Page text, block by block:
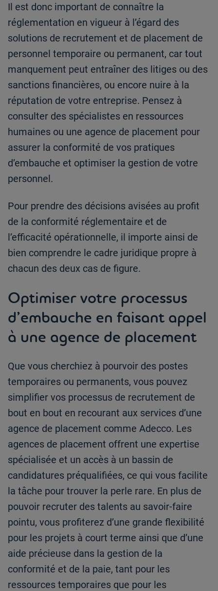
Il est donc important de connaître la
réglementation en vigueur à l’égard des
solutions de recrutement et de placement de
personnel temporaire ou permanent, car tout
manquement peut entraîner des litiges ou des
sanctions financières, ou encore nuire à la
réputation de votre entreprise. Pensez à
consulter des spécialistes en ressources
humaines ou une agence de placement pour
assurer la conformité de vos pratiques
d’embauche et optimiser la gestion de votre
personnel.
Pour prendre des décisions avisées au profit
de la conformité réglementaire et de
l’efficacité opérationnelle, il importe ainsi de
bien comprendre le cadre juridique propre à
chacun des deux cas de figure.
Optimiser votre processus
d’embauche en faisant appel
à une agence de placement
Que vous cherchiez à pourvoir des postes
temporaires ou permanents, vous pouvez
simplifier vos processus de recrutement de
bout en bout en recourant aux services d’une
agence de placement comme Adecco. Les
agences de placement offrent une expertise
spécialisée et un accès à un bassin de
candidatures préqualifiées, ce qui vous facilite
la tâche pour trouver la perle rare. En plus de
pouvoir recruter des talents au savoir-faire
pointu, vous profiterez d’une grande flexibilité
pour les projets à court terme ainsi que d’une
aide précieuse dans la gestion de la
conformité et de la paie, tant pour les
ressources temporaires que pour les